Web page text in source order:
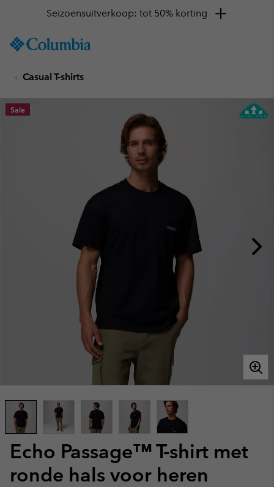
TO
SKIP
MAIN
NAV
Seizoensuitverkoop: tot 50% korting
Casual T-shirts
Echo Passage™ T-shirt met
ronde hals voor heren
Sale